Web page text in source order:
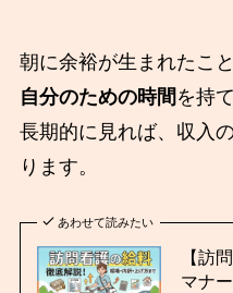
朝に余裕が生まれたこ
自分のための時間 を持
長期的に見れば、収入
ります。
あわせて読みたい
【訪
マナ